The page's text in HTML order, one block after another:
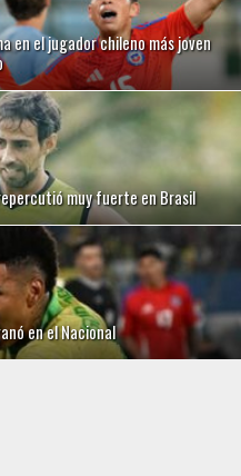
en el jugador chileno más joven
muy fuerte en Brasil
en el Nacional